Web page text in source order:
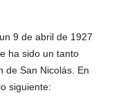
9 de abril de 1927
ha sido un tanto
de San Nicolás. En
siguiente: